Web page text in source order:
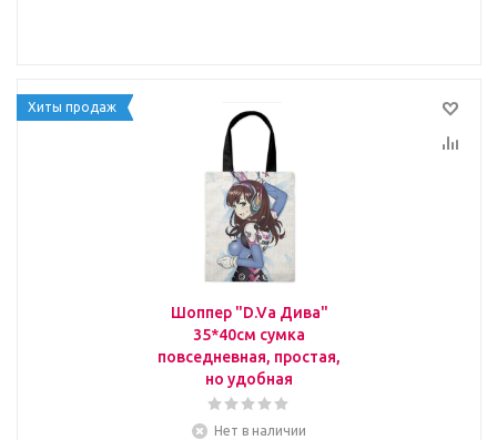
Хиты продаж
Шоппер "D.Va Дива"
35*40см сумка
повседневная, простая,
но удобная
Нет в наличии